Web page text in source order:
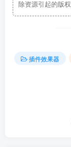
除资源引起的版
插件效果器